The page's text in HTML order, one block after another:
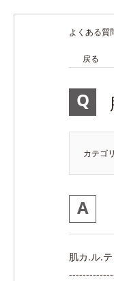
よくある質
戻る
カテゴ
肌カ.ル.